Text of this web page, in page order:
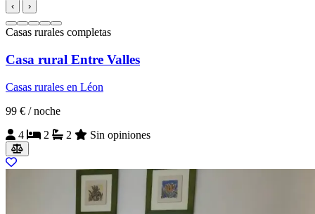
‹ ›
Casas rurales completas
Casa rural Entre Valles
Casas rurales en Léon
99 € / noche
4
2 2 Sin opiniones